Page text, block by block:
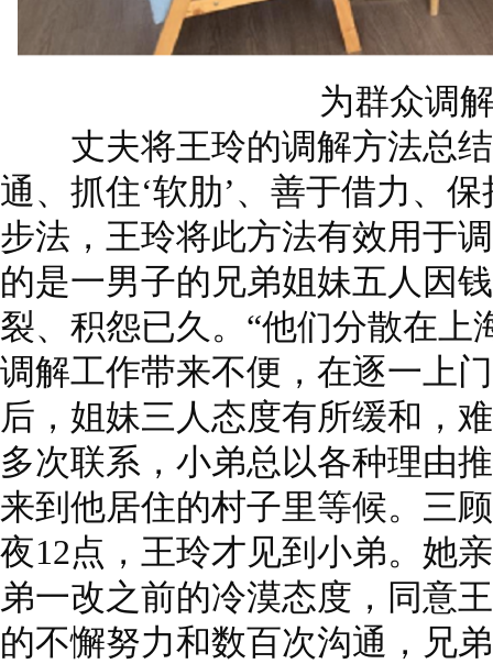
为群众调解
丈夫将王玲的调解方法总结
通、抓住‘软肋’、善于借力、
步法，王玲将此方法有效用于
的是一男子的兄弟姐妹五人因
裂、积怨已久。“他们分散在上
调解工作带来不便，在逐一上
后，姐妹三人态度有所缓和，
多次联系，小弟总以各种理由
来到他居住的村子里等候。三
夜12点，王玲才见到小弟。她
弟一改之前的冷漠态度，同意
的不懈努力和数百次沟通，兄